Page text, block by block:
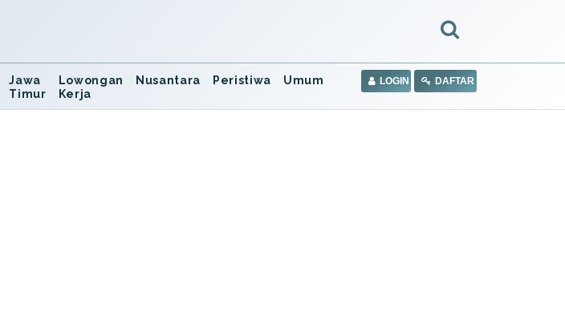
Jawa
Timur
Lowongan
Kerja
Nusantara Peristiwa Umum LOGIN DAFTAR